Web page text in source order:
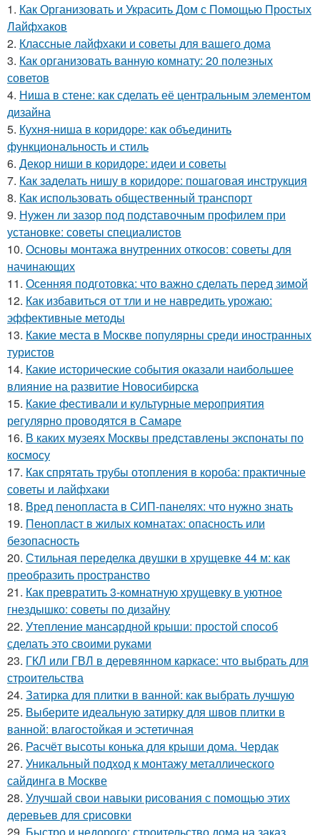
1. Как Организовать и Украсить Дом с Помощью Простых
Лайфхаков
2. Классные лайфхаки и советы для вашего дома
3. Как организовать ванную комнату: 20 полезных
советов
4. Ниша в стене: как сделать её центральным элементом
дизайна
5. Кухня-ниша в коридоре: как объединить
функциональность и стиль
6. Декор ниши в коридоре: идеи и советы
7. Как заделать нишу в коридоре: пошаговая инструкция
8. Как использовать общественный транспорт
9. Нужен ли зазор под подставочным профилем при
установке: советы специалистов
10. Основы монтажа внутренних откосов: советы для
начинающих
11. Осенняя подготовка: что важно сделать перед зимой
12. Как избавиться от тли и не навредить урожаю:
эффективные методы
13. Какие места в Москве популярны среди иностранных
туристов
14. Какие исторические события оказали наибольшее
влияние на развитие Новосибирска
15. Какие фестивали и культурные мероприятия
регулярно проводятся в Самаре
16. В каких музеях Москвы представлены экспонаты по
космосу
17. Как спрятать трубы отопления в короба: практичные
советы и лайфхаки
18. Вред пенопласта в СИП-панелях: что нужно знать
19. Пенопласт в жилых комнатах: опасность или
безопасность
20. Стильная переделка двушки в хрущевке 44 м: как
преобразить пространство
21. Как превратить 3-комнатную хрущевку в уютное
гнездышко: советы по дизайну
22. Утепление мансардной крыши: простой способ
сделать это своими руками
23. ГКЛ или ГВЛ в деревянном каркасе: что выбрать для
строительства
24. Затирка для плитки в ванной: как выбрать лучшую
25. Выберите идеальную затирку для швов плитки в
ванной: влагостойкая и эстетичная
26. Расчёт высоты конька для крыши дома. Чердак
27. Уникальный подход к монтажу металлического
сайдинга в Москве
28. Улучшай свои навыки рисования с помощью этих
деревьев для срисовки